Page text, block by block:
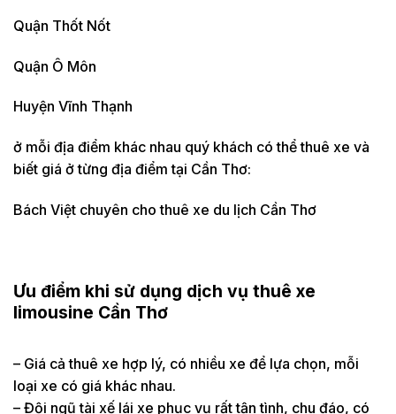
Quận Thốt Nốt
Quận Ô Môn
Huyện Vĩnh Thạnh
ở mỗi địa điểm khác nhau quý khách có thể thuê xe và
biết giá ở từng địa điểm tại Cần Thơ:
Bách Việt chuyên cho thuê xe du lịch Cần Thơ
Ưu điểm khi sử dụng dịch vụ thuê xe
limousine Cần Thơ
– Giá cả thuê xe hợp lý, có nhiều xe để lựa chọn, mỗi
loại xe có giá khác nhau.
– Đội ngũ tài xế lái xe phục vụ rất tận tình, chu đáo, có